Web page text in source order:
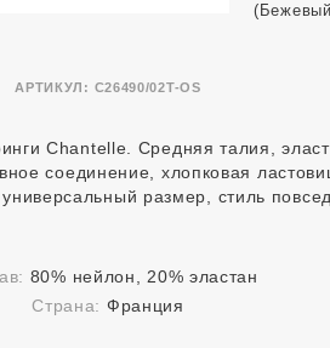
АРТИКУЛ: C26490/02T-OS
Chantelle. Средняя талия,
соединение, хлопковая
размер, стиль
80% нейлон, 20% эластан
Страна: Франция